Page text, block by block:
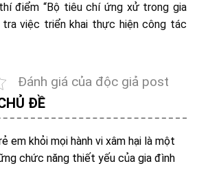
điểm “Bộ tiêu chí ứng xử trong gia
tra việc triển khai thực hiện công tác
Đánh giá của độc giả post
ĐỀ
em khỏi mọi hành vi xâm hại là một
chức năng thiết yếu của gia đình